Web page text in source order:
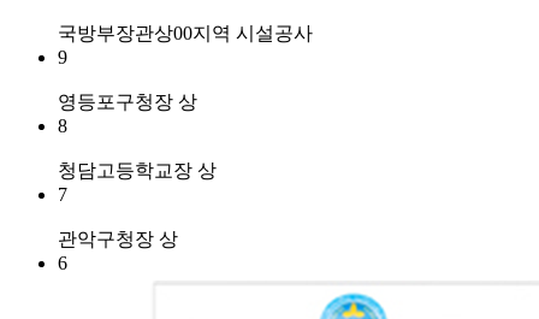
국방부장관상00지역 시설공사
9
영등포구청장 상
8
청담고등학교장 상
7
관악구청장 상
6